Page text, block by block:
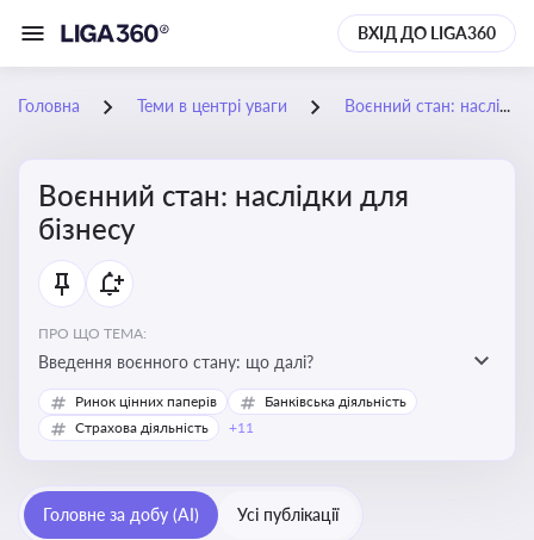
ВХІД ДО LIGA360
Головна Теми в центрі уваги Воєнний стан: наслідки для бізнесу
Воєнний стан: наслідки для
бізнесу
ПРО ЩО ТЕМА:
Введення воєнного стану: що далі?
Ринок цінних паперів
Банківська діяльність
Страхова діяльність
+11
Головне за добу (AI) Усі публікації